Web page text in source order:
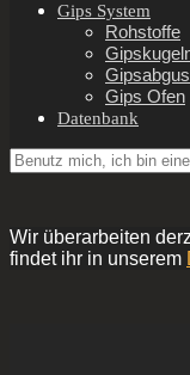
Gips System
Rohstoffe
Gips Ofen
Datenbank
Wir überarbeiten
findet ihr in unserem